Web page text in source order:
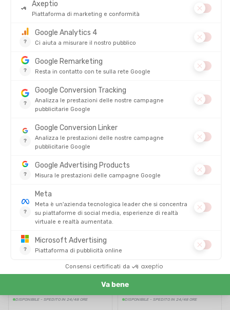
KATADYN
FILTRO ACQUA VARIO
DISPONIBILE - SPEDITO IN 24/48 ORE
129,95 €
PURIFICATORE D'ACQUA
STERIPEN ADVENTURER OPTI
CARTUCCIA DI RICAMBIO FILTRO
DISPONIBILE - SPEDITO IN 24/48 ORE
FILTRO ACQUA COMBI
DISPONIBILE - SPEDITO IN 24/48 ORE